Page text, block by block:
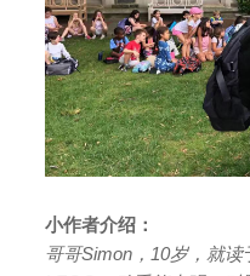
小作者介绍：
哥哥Simon，10岁，就